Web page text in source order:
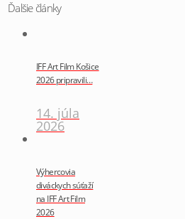
Ďalšie články
IFF Art Film Košice
2026 pripravili…
14. júla
2026
Výhercovia
diváckych súťaží
na IFF Art Film
2026